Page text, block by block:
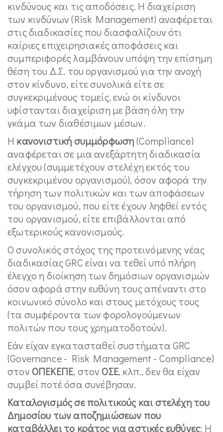
κινδύνους και τις αποδόσεις. Η διαχείριση
των κινδύνων (Risk Management) αναφέρεται
στις διαδικασίες που διασφαλίζουν ότι
καίριες επιχειρησιακές αποφάσεις και
συμπεριφορές λαμβάνουν υπόψη την επίσημη
θέση του Δ.Σ. του οργανισμού για την ανοχή
στον κίνδυνο, είτε συνολικά είτε σε
συγκεκριμένους τομείς, ενώ οι κίνδυνοι
υφίστανται διαχείριση με βάση όλη την
γκάμα των διαθέσιμων μέσων.
Η κανονιστική συμμόρφωση(Compliance)
αναφέρεται σε μια ανεξάρτητη διαδικασία
ελέγχου (συμμετέχουν στελέχη εκτός του
συγκεκριμένου οργανισμού), όσον αφορά την
τήρηση των πολιτικών και των αποφάσεων
του οργανισμού, που είτε έχουν ληφθεί εντός
του οργανισμού, είτε επιβάλλονται από
εξωτερικούς κανονισμούς.
Ο συνολικός στόχος της προτεινόμενης νέας
διαδικασίας GRC είναι να τεθεί υπό πλήρη
έλεγχο η διοίκηση των δημόσιων οργανισμών
όσον αφορά στην ευθύνη τους απέναντι στο
κοινωνικό σύνολο και στους μετόχους τους
(τα συμφέροντα των φορολογούμενων
πολιτών που τους χρηματοδοτούν).
Εάν είχαν εγκατασταθεί συστήματα GRC
(Governance - Risk Management - Compliance)
στονΟΠΕΚΕΠΕ, στονΟΣΕ, κλπ., δεν θα είχαν
συμβεί ποτέ όσα συνέβησαν.
Καταλογισμός σε πολιτικούς και στελέχη του
Δημοσίου των αποζημιώσεων που
καταβάλλει το κράτος για αστικές ευθύνες: Η